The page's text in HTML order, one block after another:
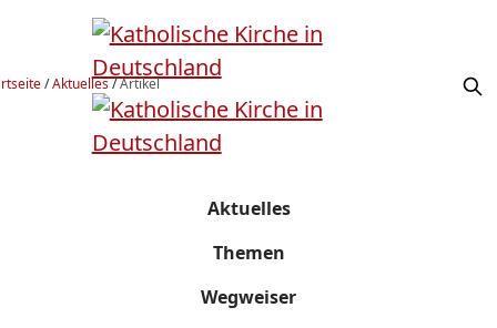
/Aktuelles/Artikel
Aktuelles
Themen
Wegweiser